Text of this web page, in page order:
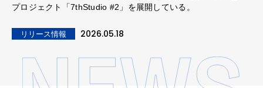
プロジェクト「7thStudio #2」を展開している。
リリース情報 2026.05.18